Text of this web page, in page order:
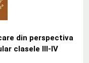
din perspectiva
clasele III-IV